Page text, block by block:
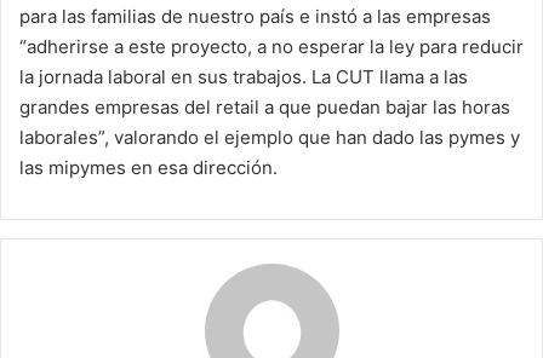
para las familias de nuestro país e instó a las empresas
“adherirse a este proyecto, a no esperar la ley para reducir
la jornada laboral en sus trabajos. La CUT llama a las
grandes empresas del retail a que puedan bajar las horas
laborales”, valorando el ejemplo que han dado las pymes y
las mipymes en esa dirección.